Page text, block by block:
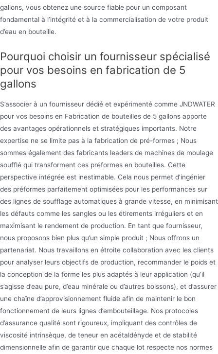
gallons, vous obtenez une source fiable pour un composant
fondamental à l’intégrité et à la commercialisation de votre produit
d’eau en bouteille.
Pourquoi choisir un fournisseur spécialisé
pour vos besoins en fabrication de 5
gallons
S’associer à un fournisseur dédié et expérimenté comme JNDWATER
pour vos besoins en Fabrication de bouteilles de 5 gallons apporte
des avantages opérationnels et stratégiques importants. Notre
expertise ne se limite pas à la fabrication de pré-formes ; Nous
sommes également des fabricants leaders de machines de moulage
soufflé qui transforment ces préformes en bouteilles. Cette
perspective intégrée est inestimable. Cela nous permet d’ingénier
des préformes parfaitement optimisées pour les performances sur
des lignes de soufflage automatiques à grande vitesse, en minimisant
les défauts comme les sangles ou les étirements irréguliers et en
maximisant le rendement de production. En tant que fournisseur,
nous proposons bien plus qu’un simple produit ; Nous offrons un
partenariat. Nous travaillons en étroite collaboration avec les clients
pour analyser leurs objectifs de production, recommander le poids et
la conception de la forme les plus adaptés à leur application (qu’il
s’agisse d’eau pure, d’eau minérale ou d’autres boissons), et d’assurer
une chaîne d’approvisionnement fluide afin de maintenir le bon
fonctionnement de leurs lignes d’embouteillage. Nos protocoles
d’assurance qualité sont rigoureux, impliquant des contrôles de
viscosité intrinsèque, de teneur en acétaldéhyde et de stabilité
dimensionnelle afin de garantir que chaque lot respecte nos normes